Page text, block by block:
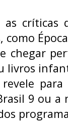
as críticas
como
chegar
livros
9 ou a